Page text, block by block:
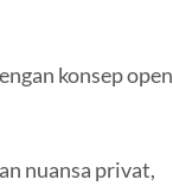
konsep open
nuansa privat,